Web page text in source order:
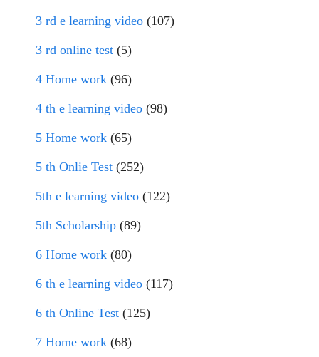
3 rd e learning video (107)
3 rd online test (5)
4 Home work (96)
4 th e learning video (98)
5 Home work (65)
5 th Onlie Test (252)
5th e learning video (122)
5th Scholarship (89)
6 Home work (80)
6 th e learning video (117)
6 th Online Test (125)
7 Home work (68)